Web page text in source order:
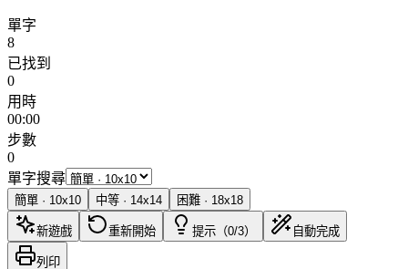
單字
8
已找到
0
用時
00:00
步數
0
單字搜尋
簡單 · 10x10 中等 · 14x14 困難 · 18x18
新遊戲 重新開始 提示（0/3） 自動完成
列印